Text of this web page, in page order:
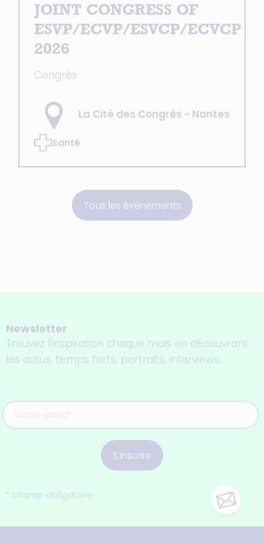
JOINT CONGRESS OF
ESVP/ECVP/ESVCP/ECVCP
2026
Congrès
La Cité des Congrès - Nantes
Santé
Tous les évènements
Newsletter
Trouvez l'inspiration chaque mois en découvrant
les actus, temps forts, portraits, interviews...
S'inscrire
* champ obligatoire